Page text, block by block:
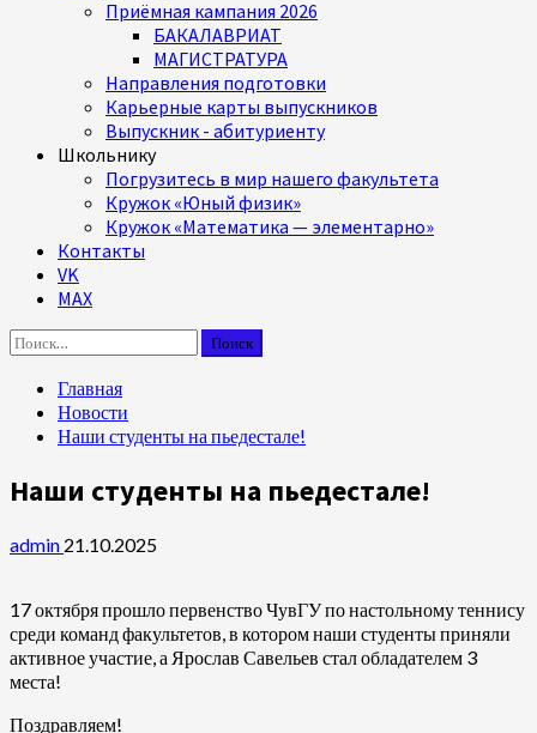
Приёмная кампания 2026
БАКАЛАВРИАТ
МАГИСТРАТУРА
Направления подготовки
Карьерные карты выпускников
Выпускник - абитуриенту
Школьнику
Погрузитесь в мир нашего факультета
Кружок «Юный физик»
Кружок «Математика — элементарно»
Контакты
VK
MAX
Найти:
Главная
Новости
Наши студенты на пьедестале!
Наши студенты на пьедестале!
admin 21.10.2025
17 октября прошло первенство ЧувГУ по настольному теннису
среди команд факультетов, в котором наши студенты приняли
активное участие, а Ярослав Савельев стал обладателем 3
места!
Поздравляем!